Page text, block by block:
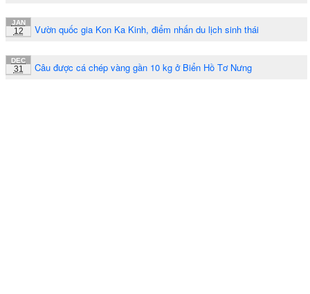
JAN
12 Vườn quốc gia Kon Ka Kinh, điểm nhấn du lịch sinh thái
DEC
31 Câu được cá chép vàng gần 10 kg ở Biển Hồ Tơ Nưng